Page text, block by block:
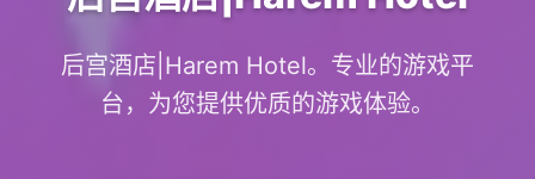
后宫酒店|Harem Hotel。专业的游戏平
台，为您提供优质的游戏体验。